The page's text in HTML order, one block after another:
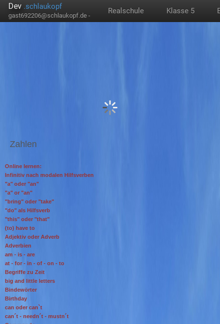
Dev .schlaukopf
gast692206@schlaukopf.de -
Realschule Klasse 5
Zahlen
Online lernen:
Infinitiv nach modalen Hilfsverben
"a" oder "an"
"a" or "an"
"bring" oder "take"
"do" als Hilfsverb
"this" oder "that"
(to) have to
Adjektiv oder Adverb
Adverbien
am - is - are
at - for - in - of - on - to
Begriffe zu Zeit
big and little letters
Bindewörter
Birthday
can oder can`t
can´t - needn´t - mustn´t